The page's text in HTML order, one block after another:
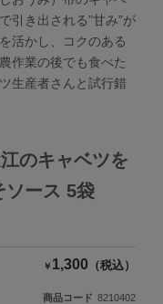
引き出される”甘み”が
活かし、コクのある
作業の後でも食べた
生産者さんと試行錯
のキャベツを
ソース 5袋
￥ 1,300 （税込）
商品コード 8210402